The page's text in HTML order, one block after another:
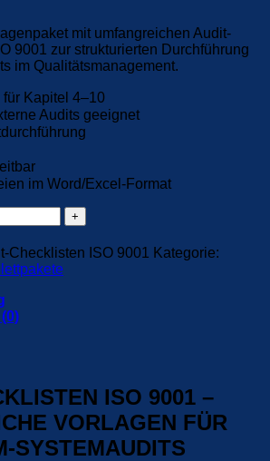
mit umfangreichen Audit-
9001 zur strukturierten Durchführung
im Qualitätsmanagement.
Kapitel 4–10
Audits geeignet
im Word/Excel-Format
Checklisten ISO 9001
Kategorie:
ISO 9001 –
VORLAGEN FÜR
SYSTEMAUDITS